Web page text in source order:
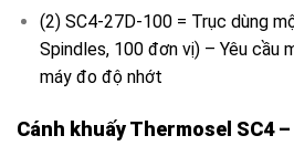
(2) SC4-27D-100= Trục dùng
Spindles, 100 đơn vị) – Yêu cầu
máy đo độ nhớt
Cánh khuấy Thermosel SC4